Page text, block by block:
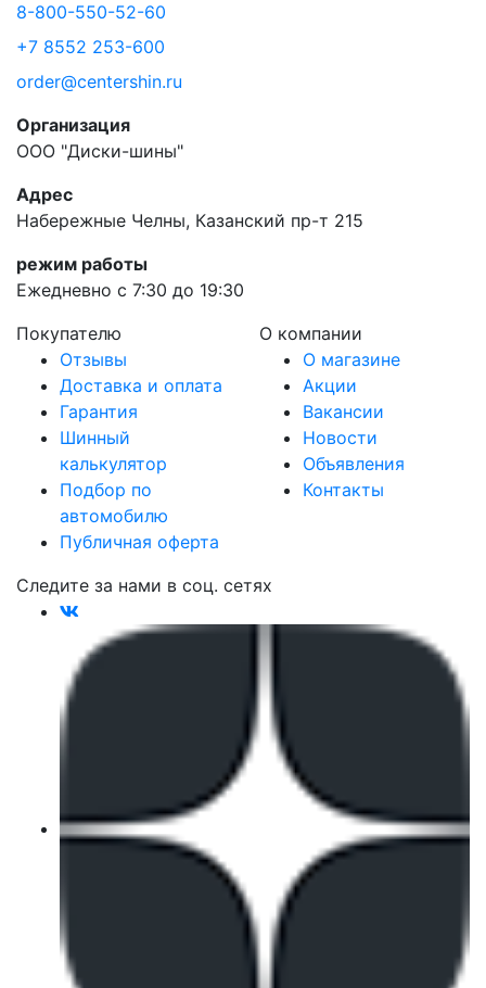
8-800-550-52-60
+7 8552 253-600
order@centershin.ru
Организация
ООО "Диски-шины"
Адрес
Набережные Челны, Казанский пр-т 215
режим работы
Ежедневно с 7:30 до 19:30
Покупателю
Отзывы
Доставка и оплата
Гарантия
Шинный
калькулятор
Подбор по
автомобилю
Публичная оферта
О компании
О магазине
Акции
Вакансии
Новости
Объявления
Контакты
Следите за нами в соц. сетях